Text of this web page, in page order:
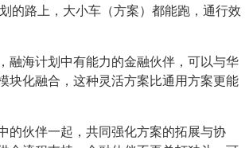
的路上，大小车（方案）都能跑，通行效
融海计划中有能力的金融伙伴，可以与华
块化融合，这种灵活方案比通用方案更能
的伙伴一起，共同强化方案的拓展与协